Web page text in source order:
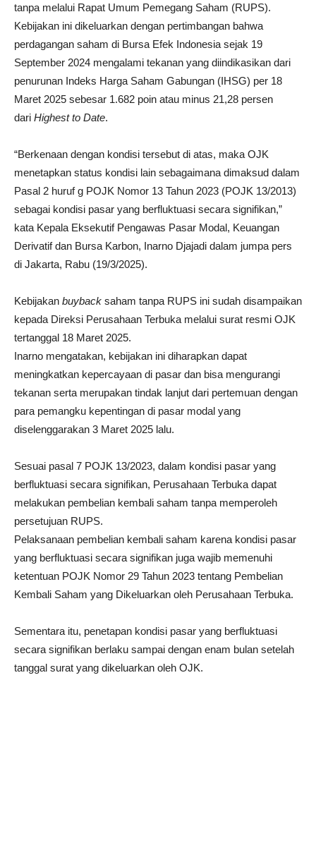
tanpa melalui Rapat Umum Pemegang Saham (RUPS).​
Kebijakan ini dikeluarkan dengan pertimbangan bahwa
perdagangan saham di Bursa Efek Indonesia sejak 19
September 2024 mengalami tekanan yang diindikasikan dari
penurunan Indeks Harga Saham Gabungan (IHSG) per 18
Maret 2025 sebesar 1.682 poin atau minus 21,28 persen
dari Highest to Date.
“Berkenaan dengan kondisi tersebut di atas, maka OJK
menetapkan status kondisi lain sebagaimana dimaksud dalam
Pasal 2 huruf g POJK Nomor 13 Tahun 2023 (POJK 13/2013)
sebagai kondisi pasar yang berfluktuasi secara signifikan,”
kata Kepala Eksekutif Pengawas Pasar Modal, Keuangan
Derivatif dan Bursa Karbon, Inarno Djajadi dalam jumpa pers
di Jakarta, Rabu (19/3/2025).
Kebijakan buyback saham tanpa RUPS ini sudah disampaikan
kepada Direksi Perusahaan Terbuka melalui surat resmi OJK
tertanggal 18 Maret 2025.
Inarno mengatakan, kebijakan ini diharapkan dapat
meningkatkan kepercayaan di pasar dan bisa mengurangi
tekanan serta merupakan tindak lanjut dari pertemuan dengan
para pemangku kepentingan di pasar modal yang
diselenggarakan 3 Maret 2025 lalu.
Sesuai pasal 7 POJK 13/2023, dalam kondisi pasar yang
berfluktuasi secara signifikan, Perusahaan Terbuka dapat
melakukan pembelian kembali saham tanpa memperoleh
persetujuan RUPS.
Pelaksanaan pembelian kembali saham karena kondisi pasar
yang berfluktuasi secara signifikan juga wajib memenuhi
ketentuan POJK Nomor 29 Tahun 2023 tentang Pembelian
Kembali Saham yang Dikeluarkan oleh Perusahaan Terbuka.
Sementara itu, penetapan kondisi pasar yang berfluktuasi
secara signifikan berlaku sampai dengan enam bulan setelah
tanggal surat yang dikeluarkan oleh OJK.